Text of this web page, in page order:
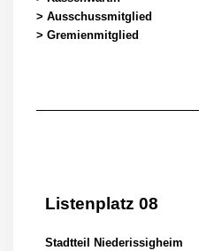
> Ausschussmitglied
> Gremienmitglied
Listenplatz 08
Stadtteil Niederissigheim